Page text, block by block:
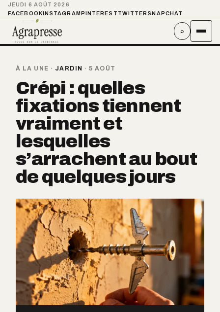
JEUDI 6 AOÛT 2026
FACEBOOKINSTAGRAMPINTEREST TWITTER SNAPCHAT
⌕
À LA UNE · JARDIN · 5 AOÛT
Crépi : quelles
fixations tiennent
vraiment et
lesquelles
s’arrachent au bout
de quelques jours